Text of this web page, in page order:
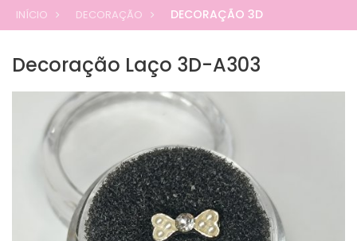
INÍCIO DECORAÇÃO DECORAÇÃO 3D
Decoração Laço 3D-A303